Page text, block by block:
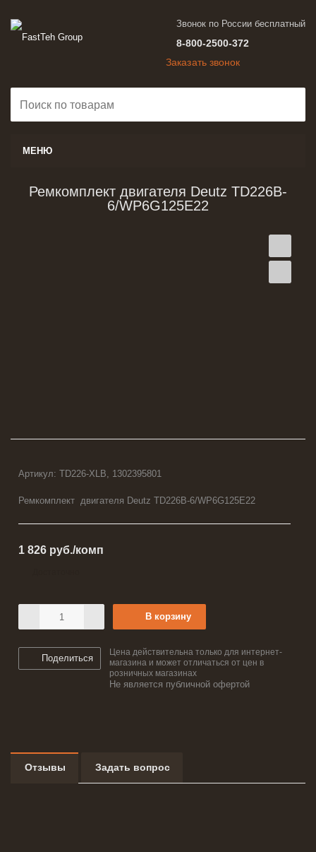
Звонок по России бесплатный
8-800-2500-372
Заказать звонок
МЕНЮ
Ремкомплект двигателя Deutz TD226B-
6/WP6G125E22
Артикул: TD226-XLB, 1302395801
Ремкомплект двигателя Deutz TD226B-6/WP6G125E22
1 826 руб./комп
В корзину
Поделиться
Цена действительна только для интернет-
магазина и может отличаться от цен в
розничных магазинах
Не является публичной офертой
Отзывы Задать вопрос